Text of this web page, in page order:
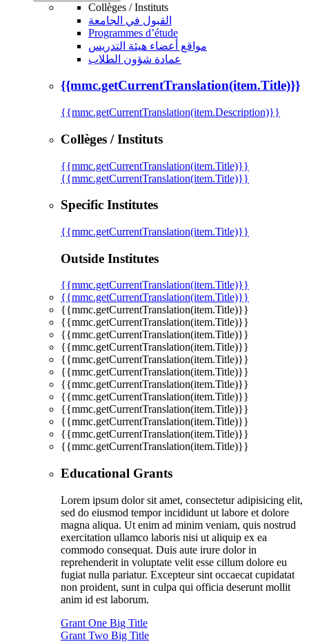
Collèges / Instituts
القبول في الجامعة
Programmes d’étude
مواقع أعضاء هيئة التدريس
عمادة شؤون الطلاب
{{mmc.getCurrentTranslation(item.Title)}}
{{mmc.getCurrentTranslation(item.Description)}}
Collèges / Instituts
{{mmc.getCurrentTranslation(item.Title)}}
{{mmc.getCurrentTranslation(item.Title)}}
Specific Institutes
{{mmc.getCurrentTranslation(item.Title)}}
Outside Institutes
{{mmc.getCurrentTranslation(item.Title)}}
{{mmc.getCurrentTranslation(item.Title)}}
{{mmc.getCurrentTranslation(item.Title)}}
{{mmc.getCurrentTranslation(item.Title)}}
{{mmc.getCurrentTranslation(item.Title)}}
{{mmc.getCurrentTranslation(item.Title)}}
{{mmc.getCurrentTranslation(item.Title)}}
{{mmc.getCurrentTranslation(item.Title)}}
{{mmc.getCurrentTranslation(item.Title)}}
{{mmc.getCurrentTranslation(item.Title)}}
{{mmc.getCurrentTranslation(item.Title)}}
{{mmc.getCurrentTranslation(item.Title)}}
{{mmc.getCurrentTranslation(item.Title)}}
{{mmc.getCurrentTranslation(item.Title)}}
Educational Grants
Lorem ipsum dolor sit amet, consectetur adipisicing elit,
sed do eiusmod tempor incididunt ut labore et dolore
magna aliqua. Ut enim ad minim veniam, quis nostrud
exercitation ullamco laboris nisi ut aliquip ex ea
commodo consequat. Duis aute irure dolor in
reprehenderit in voluptate velit esse cillum dolore eu
fugiat nulla pariatur. Excepteur sint occaecat cupidatat
non proident, sunt in culpa qui officia deserunt mollit
anim id est laborum.
Grant One Big Title
Grant Two Big Title